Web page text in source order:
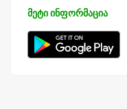
მეტი ინფორმაცია